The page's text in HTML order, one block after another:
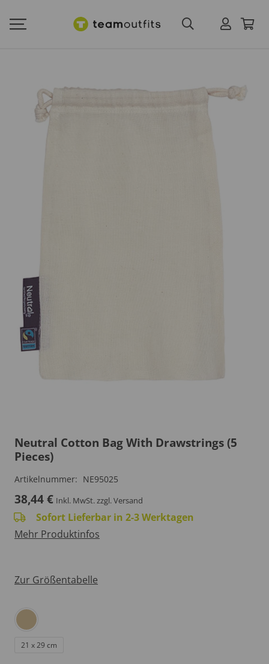
Neutral Cotton Bag With Drawstrings (5
Pieces)
Artikelnummer: NE95025
38,44€ Inkl. MwSt.zzgl. Versand
Sofort Lieferbar in 2-3 Werktagen
Mehr Produktinfos
Zur Größentabelle
21 x 29 cm